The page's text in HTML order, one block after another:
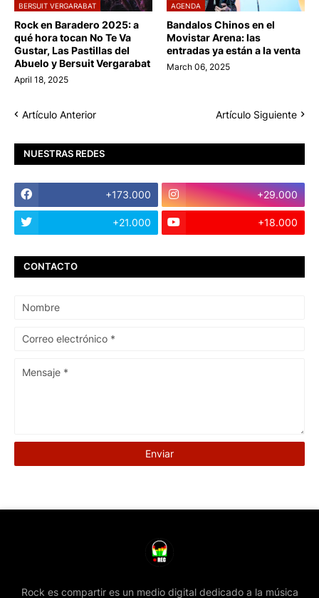
BERSUIT VERGARABAT
Rock en Baradero 2025: a
qué hora tocan No Te Va
Gustar, Las Pastillas del
Abuelo y Bersuit Vergarabat
April 18, 2025
AGENDA
Bandalos Chinos en el
Movistar Arena: las
entradas ya están a la venta
March 06, 2025
Artículo Anterior Artículo Siguiente
NUESTRAS REDES
+173.000 +29.000
+21.000 +18.000
CONTACTO
Rock es compartir es un medio digital dedicado a la música